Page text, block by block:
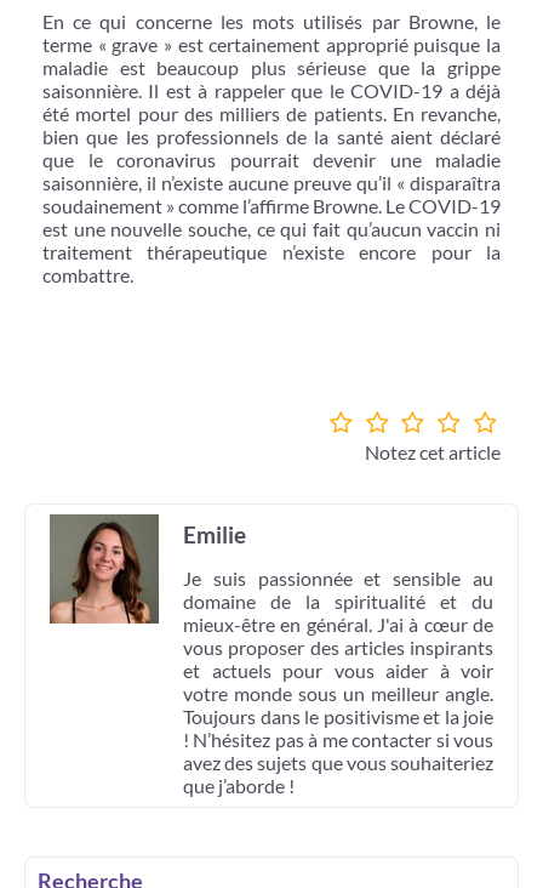
En ce qui concerne les mots utilisés par Browne, le
terme « grave » est certainement approprié puisque la
maladie est beaucoup plus sérieuse que la grippe
saisonnière. Il est à rappeler que le COVID-19 a déjà
été mortel pour des milliers de patients. En revanche,
bien que les professionnels de la santé aient déclaré
que le coronavirus pourrait devenir une maladie
saisonnière, il n’existe aucune preuve qu’il « disparaîtra
soudainement » comme l’affirme Browne. Le COVID-19
est une nouvelle souche, ce qui fait qu’aucun vaccin ni
traitement thérapeutique n’existe encore pour la
combattre.
Notez cet article
Emilie
Je suis passionnée et sensible au
domaine de la spiritualité et du
mieux-être en général. J'ai à cœur de
vous proposer des articles inspirants
et actuels pour vous aider à voir
votre monde sous un meilleur angle.
Toujours dans le positivisme et la joie
! N’hésitez pas à me contacter si vous
avez des sujets que vous souhaiteriez
que j’aborde !
Recherche